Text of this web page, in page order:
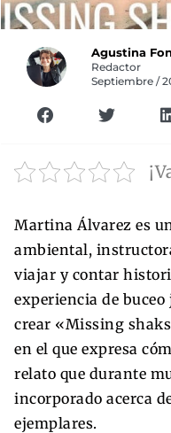
Agustina
Redactor
Septiembre /
Martina Álvarez es
ambiental,
viajar y contar
experiencia de
crear «Missing
en el que expresa
relato que durante
incorporado acerca
ejemplares.